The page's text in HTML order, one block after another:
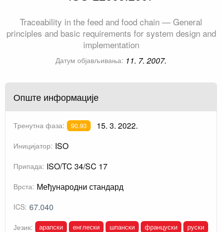
Traceability in the feed and food chain — General
principles and basic requirements for system design and
implementation
Датум објављивања: 11. 7. 2007.
Опште информације
Тренутна фаза: 90.93 15. 3. 2022.
Иницијатор: ISO
Припада: ISO/TC 34/SC 17
Врста: Међународни стандард
ICS: 67.040
Језик: арапски енглески шпански француски руски